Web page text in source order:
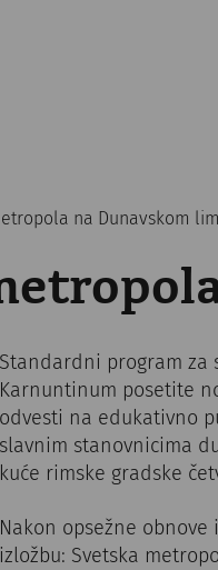
na Dunavskom
Standardni program za
Karnuntinum posetite
odvesti na edukativno
slavnim stanovnicima
kuće rimske gradske
Nakon opsežne
izložbu: Svetska